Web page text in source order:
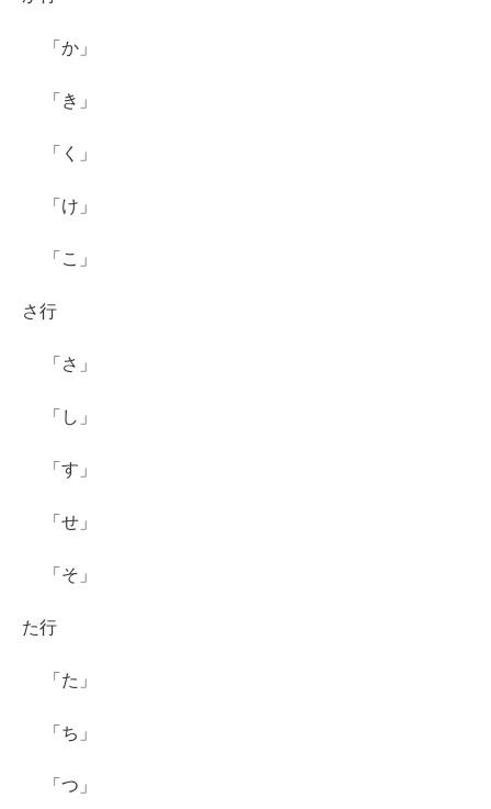
「か」
「き」
「く」
「け」
「こ」
さ行
「さ」
「し」
「す」
「せ」
「そ」
た行
「た」
「ち」
「つ」